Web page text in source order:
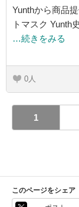
Yunthから商品
トマスク Yunth
…続きをみる
0
1
このページをシェア